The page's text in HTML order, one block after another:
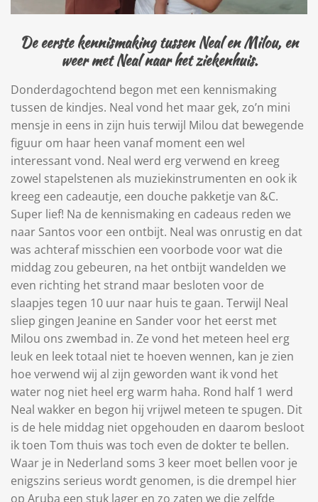
De eerste kennismaking tussen Neal en Milou, en
weer met Neal naar het ziekenhuis.
Donderdagochtend begon met een kennismaking
tussen de kindjes. Neal vond het maar gek, zo’n mini
mensje in eens in zijn huis terwijl Milou dat bewegende
figuur om haar heen vanaf moment een wel
interessant vond. Neal werd erg verwend en kreeg
zowel stapelstenen als muziekinstrumenten en ook ik
kreeg een cadeautje, een douche pakketje van &C.
Super lief! Na de kennismaking en cadeaus reden we
naar Santos voor een ontbijt. Neal was onrustig en dat
was achteraf misschien een voorbode voor wat die
middag zou gebeuren, na het ontbijt wandelden we
even richting het strand maar besloten voor de
slaapjes tegen 10 uur naar huis te gaan. Terwijl Neal
sliep gingen Jeanine en Sander voor het eerst met
Milou ons zwembad in. Ze vond het meteen heel erg
leuk en leek totaal niet te hoeven wennen, kan je zien
hoe verwend wij al zijn geworden want ik vond het
water nog niet heel erg warm haha. Rond half 1 werd
Neal wakker en begon hij vrijwel meteen te spugen. Dit
is de hele middag niet opgehouden en daarom besloot
ik toen Tom thuis was toch even de dokter te bellen.
Waar je in Nederland soms 3 keer moet bellen voor je
enigszins serieus wordt genomen, is die drempel hier
op Aruba een stuk lager en zo zaten we die zelfde